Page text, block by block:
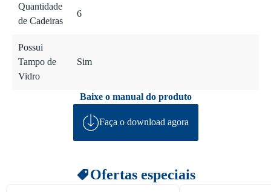
Quantidade
de Cadeiras
6
Possui
Tampo de
Vidro
Sim
Baixe o manual do produto
Faça o download agora
Ofertas especiais